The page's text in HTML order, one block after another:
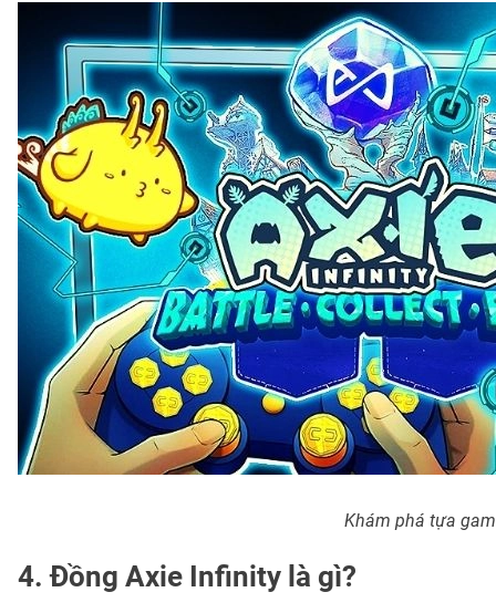
Khám phá tựa
4. Đồng Axie Infinity là gì?